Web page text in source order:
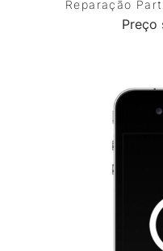
Reparação
Preço